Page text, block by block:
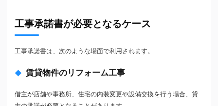
工事承諾書が必要となるケース
工事承諾書は、次のような場面で利用されます。
賃貸物件のリフォーム工事
借主が店舗や事務所、住宅の内装変更や設備交換を行う場合、貸